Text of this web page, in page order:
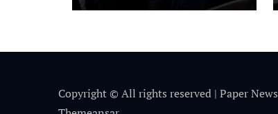
restricciones
Copyright © All rights reserved | Paper News